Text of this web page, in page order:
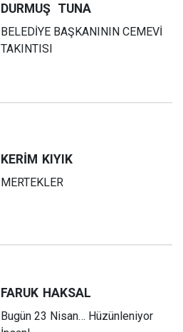
DURMUŞ TUNA
BELEDİYE BAŞKANININ CEMEVİ
TAKINTISI
KERİM KIYIK
MERTEKLER
FARUK HAKSAL
Bugün 23 Nisan… Hüzünleniyor